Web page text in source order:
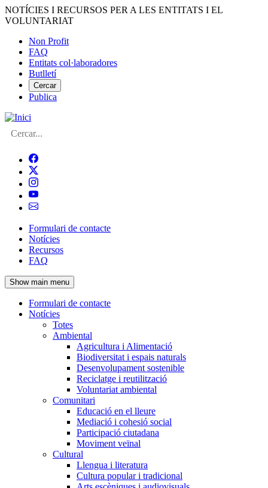
Vés
al
NOTÍCIES I RECURSOS PER A LES ENTITATS I EL
VOLUNTARIAT
Menú
del
compte
d'usuari
Non Profit
FAQ
Entitats col·laboradores
Butlletí
Cercar
Publica
Cerca
Navegació
principal
de
l'encapçalament
Formulari de contacte
Notícies
Recursos
FAQ
Show main menu
Navegació
principal
Formulari de contacte
Notícies
Totes
Ambiental
Agricultura i Alimentació
Biodiversitat i espais naturals
Desenvolupament sostenible
Reciclatge i reutilització
Voluntariat ambiental
Comunitari
Educació en el lleure
Mediació i cohesió social
Participació ciutadana
Moviment veïnal
Cultural
Llengua i literatura
Cultura popular i tradicional